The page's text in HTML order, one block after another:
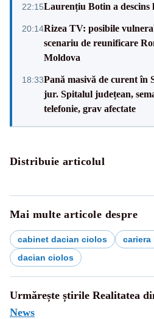
22:15Laurențiu Botin a
20:14Rizea TV: posibile
scenariu de reunificare
Moldova
18:33Pană masivă de curent în
jur. Spitalul județean,
telefonie, grav afectate
Distribuie articolul
Mai multe articole despre
cabinet dacian ciolos
cariera
dacian ciolos
Urmărește știrile Realitatea
News